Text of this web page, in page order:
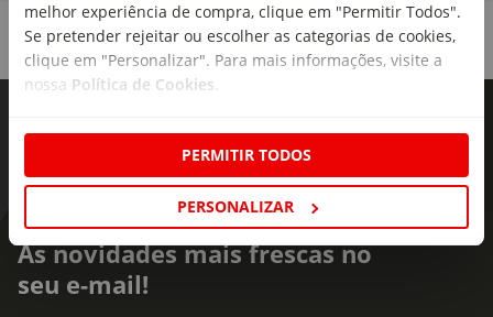
melhor experiência de compra, clique em "Permitir Todos".
Se pretender rejeitar ou escolher as categorias de cookies,
clique em "Personalizar". Para mais informações, visite a
nossa Política de Cookies.
PERMITIR TODOS
PERSONALIZAR
As novidades mais frescas no
seu e-mail!